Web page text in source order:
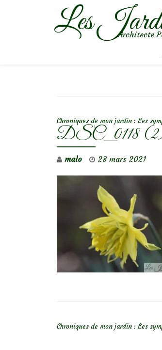
Les Architecte
Chroniques de mon jardin : Les
DSC_0118
malo 28 mars 2021
Chroniques de mon jardin : Les